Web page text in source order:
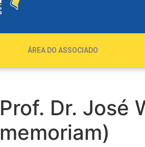
ÁREA DO ASSOCIADO
Prof. Dr. José
memoriam)